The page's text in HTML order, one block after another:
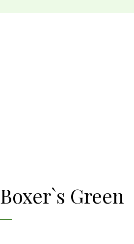
Boxer`s Green